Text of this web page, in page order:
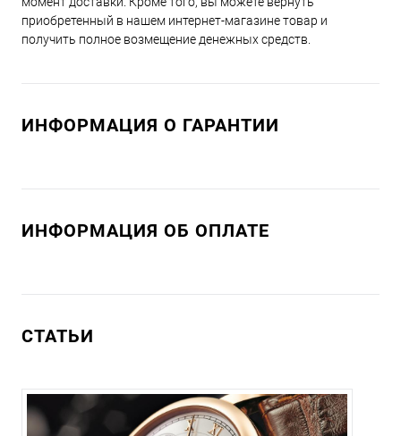
приобретенный в нашем интернет-магазине товар и
получить полное возмещение денежных средств.
ИНФОРМАЦИЯ О ГАРАНТИИ
ИНФОРМАЦИЯ ОБ ОПЛАТЕ
СТАТЬИ